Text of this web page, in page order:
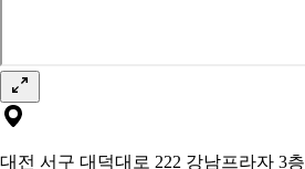
대전 서구 대덕대로 222 강남프라자 3층